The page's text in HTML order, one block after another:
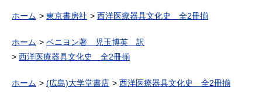
ホーム 東京書房社 西洋医療器具文化史 全2冊揃
ホーム
ベニヨン著 児玉博英 訳
西洋医療器具文化史 全2冊揃
ホーム (広島)大学堂書店 西洋医療器具文化史 全2冊揃